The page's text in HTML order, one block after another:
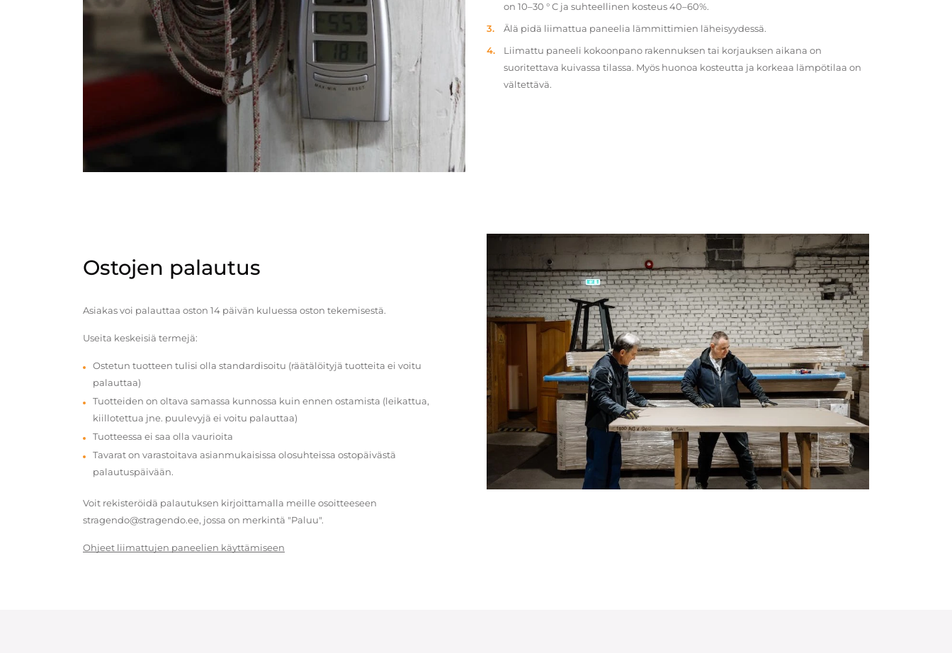
on 10–30 ° C ja suhteellinen kosteus 40–60%.
Älä pidä liimattua paneelia lämmittimien läheisyydessä.
Liimattu paneeli kokoonpano rakennuksen tai korjauksen aikana on
suoritettava kuivassa tilassa. Myös huonoa kosteutta ja korkeaa lämpötilaa on
vältettävä.
Ostojen palautus
Asiakas voi palauttaa oston 14 päivän kuluessa oston tekemisestä.
Useita keskeisiä termejä:
Ostetun tuotteen tulisi olla standardisoitu (räätälöityjä tuotteita ei voitu
palauttaa)
Tuotteiden on oltava samassa kunnossa kuin ennen ostamista (leikattua,
kiillotettua jne. puulevyjä ei voitu palauttaa)
Tuotteessa ei saa olla vaurioita
Tavarat on varastoitava asianmukaisissa olosuhteissa ostopäivästä
palautuspäivään.
Voit rekisteröidä palautuksen kirjoittamalla meille osoitteeseen
stragendo@stragendo.ee, jossa on merkintä "Paluu".
Ohjeet liimattujen paneelien käyttämiseen